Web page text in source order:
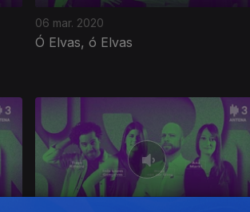
06 mar. 2020
Ó Elvas, ó Elvas